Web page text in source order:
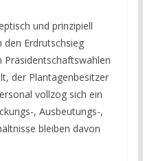
und prinzipiell
Erdrutschsieg
Präsidentschaftswahlen
der Plantagenbesitzer
vollzog sich ein
, Ausbeutungs-,
bleiben davon